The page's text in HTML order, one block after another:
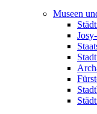
Museen